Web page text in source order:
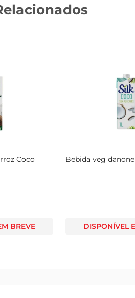
Coco
BREVE
Bebida veg
DISPONÍVEL